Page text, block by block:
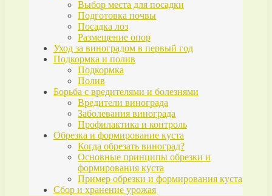
Выбор места для посадки
Подготовка почвы
Посадка лоз
Размещение опор
Уход за виноградом в первый год
Подкормка и полив
Подкормка
Полив
Борьба с вредителями и болезнями
Вредители винограда
Заболевания винограда
Профилактика и контроль
Обрезка и формирование куста
Когда обрезать виноград?
Основные принципы обрезки и
формирования куста
Пример обрезки и формирования куста
Сбор и хранение урожая